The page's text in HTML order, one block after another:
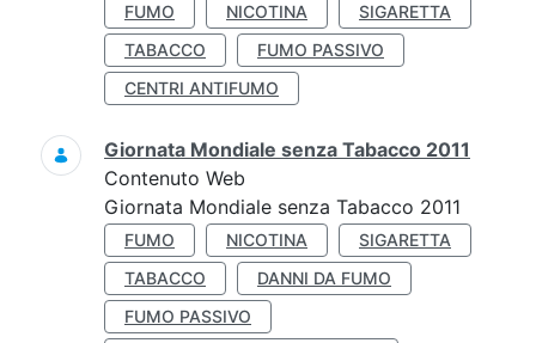
FUMO NICOTINA
SIGARETTA
TABACCO
FUMO PASSIVO
CENTRI ANTIFUMO
Giornata Mondiale senza Tabacco 2011
Contenuto Web
Giornata Mondiale senza Tabacco 2011
FUMO NICOTINA
SIGARETTA
TABACCO
DANNI DA FUMO
FUMO PASSIVO